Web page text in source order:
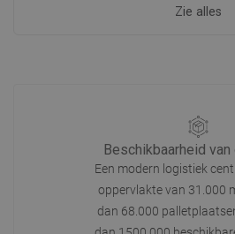
Zie alles
Beschikbaarheid van
Een modern logistiek
oppervlakte van 31.000
dan 68.000